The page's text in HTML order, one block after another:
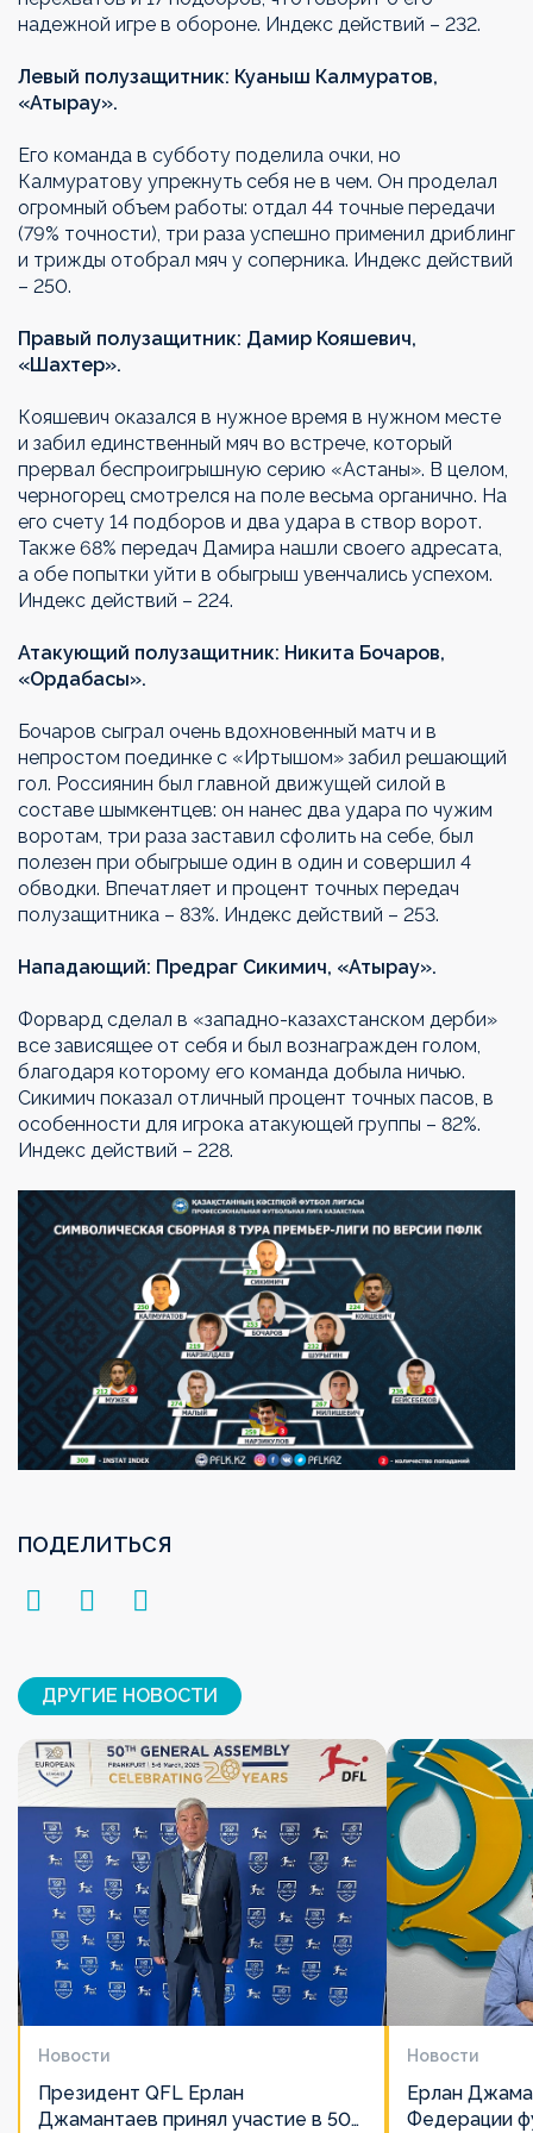
надежной игре в обороне. Индекс действий – 232.
Левый полузащитник: Куаныш Калмуратов,
«Атырау».
Его команда в субботу поделила очки, но
Калмуратову упрекнуть себя не в чем. Он проделал
огромный объем работы: отдал 44 точные передачи
(79% точности), три раза успешно применил дриблинг
и трижды отобрал мяч у соперника. Индекс действий
– 250.
Правый полузащитник: Дамир Кояшевич,
«Шахтер».
Кояшевич оказался в нужное время в нужном месте
и забил единственный мяч во встрече, который
прервал беспроигрышную серию «Астаны». В целом,
черногорец смотрелся на поле весьма органично. На
его счету 14 подборов и два удара в створ ворот.
Также 68% передач Дамира нашли своего адресата,
а обе попытки уйти в обыгрыш увенчались успехом.
Индекс действий – 224.
Атакующий полузащитник: Никита Бочаров,
«Ордабасы».
Бочаров сыграл очень вдохновенный матч и в
непростом поединке с «Иртышом» забил решающий
гол. Россиянин был главной движущей силой в
составе шымкентцев: он нанес два удара по чужим
воротам, три раза заставил сфолить на себе, был
полезен при обыгрыше один в один и совершил 4
обводки. Впечатляет и процент точных передач
полузащитника – 83%. Индекс действий – 253.
Нападающий: Предраг Сикимич, «Атырау».
Форвард сделал в «западно-казахстанском дерби»
все зависящее от себя и был вознагражден голом,
благодаря которому его команда добыла ничью.
Сикимич показал отличный процент точных пасов, в
особенности для игрока атакующей группы – 82%.
Индекс действий – 228.
ПОДЕЛИТЬСЯ
ДРУГИЕ НОВОСТИ
Новости
Президент QFL Ерлан
Джамантаев принял участие в 50-
Новости
Ерлан
Федерации